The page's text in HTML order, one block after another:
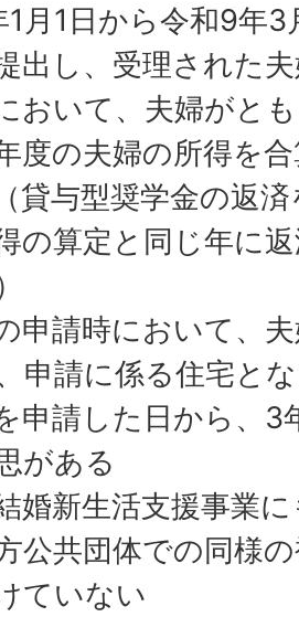
1月1日から令和9年
出し、受理された
おいて、夫婦がと
度の夫婦の所得を
貸与型奨学金の返
の算定と同じ年に
申請時において、
申請に係る住宅と
申請した日から、3
がある
婚新生活支援事業
公共団体での同様
ていない